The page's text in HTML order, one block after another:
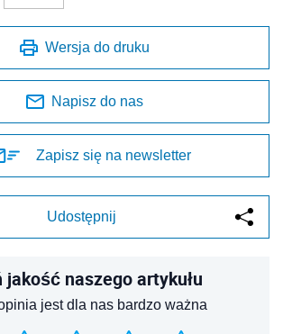
Wersja do druku
Napisz do nas
Zapisz się na newsletter
Udostępnij
jakość naszego artykułu
jest dla nas bardzo ważna